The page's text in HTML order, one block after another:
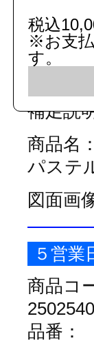
品番：
補足説
商品名：
パステ
図面画
５営業
商品コ
品番：
税込
※お支
す。